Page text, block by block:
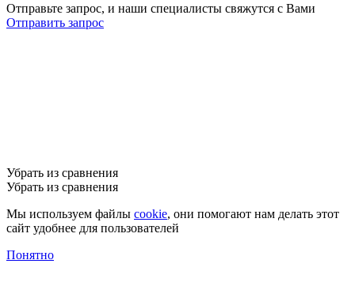
Отправьте запрос, и наши специалисты свяжутся с Вами
Отправить запрос
Убрать из сравнения
Убрать из сравнения
Мы используем файлы cookie, они помогают нам делать этот
сайт удобнее для пользователей
Понятно